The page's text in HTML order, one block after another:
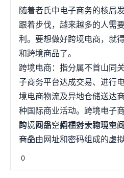
赚钱的时代，放眼望去，每
烈。以往的任意选品、1688
已经渐渐被人们摒弃。选个
营手段，赚点钱还是轻而易
没选好，一不小心进入了红
厮杀的领地，那就只能充当
成功的卖家都是如何选品的
现有的供应量第一、查询市
营的站点网站，查询你的产
关listing已经在卖，这样可
量进行判断。例如，在亚马
随着者氏中电子商务的核局
跟着步伐，越来越多的人需
利。要想做好跨境电商，就
和跨境商品了。
跨境电商：指分属不首山同
子商务平台达成交易、进行
境电商物流及异地仓储送达
种国际商业活动。跨境电子
的，网络空间相对于物理空
一个由网址和密码组成的虚
络空间独特的价值标准和行
电子商务，使其不同于传统
跨境商品：指在各大跨境电
商品
0